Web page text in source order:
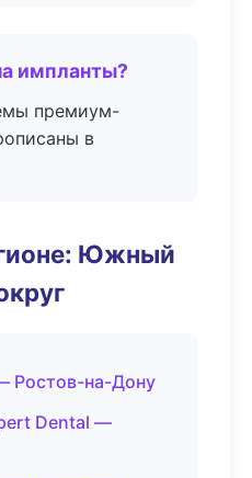
импланты?
премиум-
в
Южный
Ростов-на-Дону
Dental —